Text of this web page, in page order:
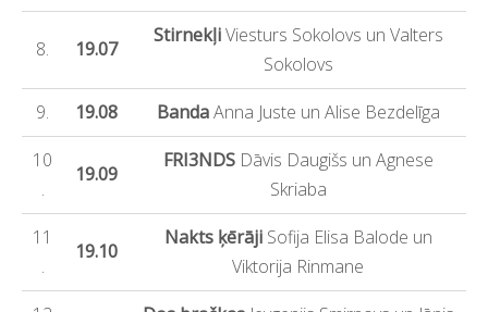
8. 19.07
StirnekļiViesturs Sokolovs un Valters
Sokolovs
9.
19.08 BandaAnna Juste un Alise Bezdelīga
10
.
19.09
FRI3NDSDāvis Daugišs un Agnese
Skriaba
11
.
19.10
Nakts ķērājiSofija Elisa Balode un
Viktorija Rinmane